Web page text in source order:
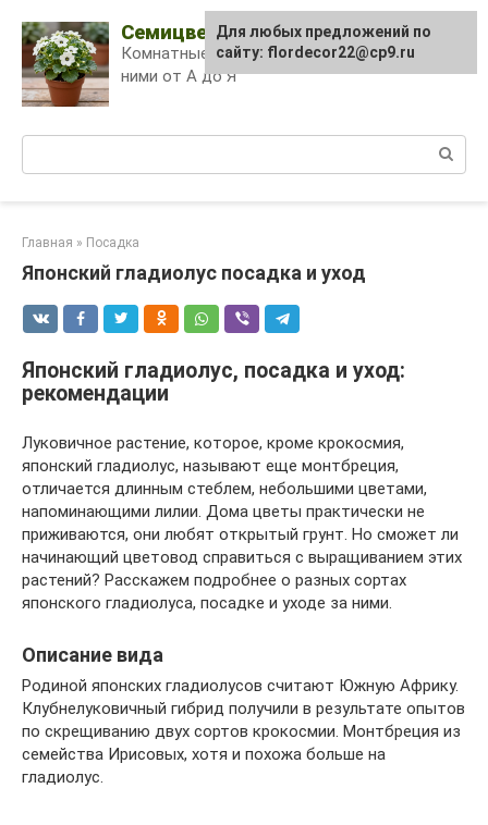
content
Семицветик
Комнатные растения и уход за
ними от А до Я
Главная » Посадка
Японский гладиолус посадка и уход
Японский гладиолус, посадка и уход:
рекомендации
Луковичное растение, которое, кроме крокосмия,
японский гладиолус, называют еще монтбреция,
отличается длинным стеблем, небольшими цветами,
напоминающими лилии. Дома цветы практически не
приживаются, они любят открытый грунт. Но сможет ли
начинающий цветовод справиться с выращиванием этих
растений? Расскажем подробнее о разных сортах
японского гладиолуса, посадке и уходе за ними.
Описание вида
Родиной японских гладиолусов считают Южную Африку.
Клубнелуковичный гибрид получили в результате опытов
по скрещиванию двух сортов крокосмии. Монтбреция из
семейства Ирисовых, хотя и похожа больше на
гладиолус.
Для любых предложений по
сайту: flordecor22@cp9.ru